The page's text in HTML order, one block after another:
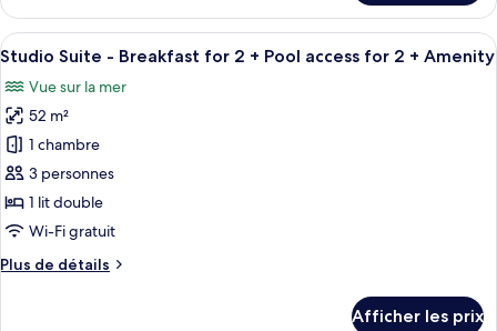
lits
jumeaux,
vue
sur
la
montagne
Chambre
Standard
avec
jumeaux,
vue
sur
la
montagne
Afficher
toutes
les
photos
pour
ce
type
de
chambre :
Studio
Une chambre d’hôtel moderne
4
Studio Suite - Breakfast for 2 + Pool access for 2 + Amenity
Vue sur la mer
52 m²
1 chambre
3 personnes
1 lit double
Wi-Fi gratuit
Plus de détails
Plus
Afficher les prix